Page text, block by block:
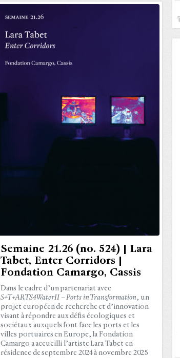
Semaine 21.26 (no. 524) | Lara
Tabet, Enter Corridors |
Fondation Camargo, Cassis
Dans le cadre d’un partenariat avec
S+T+ARTS4WaterII – Ports inTransformation, un
projet européen de recherche et d’innovation
visant à répondre aux défis écologiques et
sociétaux auxquels font face les ports et les
villes portuaires en Europe, la Fondation
Camargo a accueilli l’artiste Lara Tabet en
résidence de septembre 2024 à novembre 2025